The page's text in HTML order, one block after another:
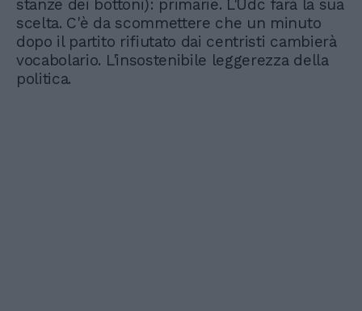
stanze dei bottoni): primarie. L'Udc farà la sua
scelta. C'è da scommettere che un minuto
dopo il partito rifiutato dai centristi cambierà
vocabolario. L'insostenibile leggerezza della
politica.